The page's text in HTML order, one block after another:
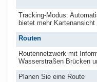
Tracking-Modus:
bietet mehr
Routen
Routennetzwerk mit
Wasserstraßen Brücken
Planen Sie eine Route